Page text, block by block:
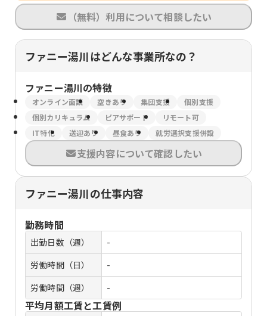
（無料）利用について相談したい
ファニー湯川はどんな事業所なの？
ファニー湯川の特徴
オンライン面談 空きあり 集団支援
個別支援
個別カリキュラム
ピアサポート
リモート可
IT特化
送迎あり 昼食あり 就労選択支援併設
支援内容について確認したい
ファニー湯川の仕事内容
勤務時間
出勤日数（週）
-
労働時間（日）
-
労働時間（週）
-
平均月額工賃と工賃例